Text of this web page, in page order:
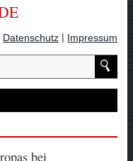
Datenschutz | Impressum
bei